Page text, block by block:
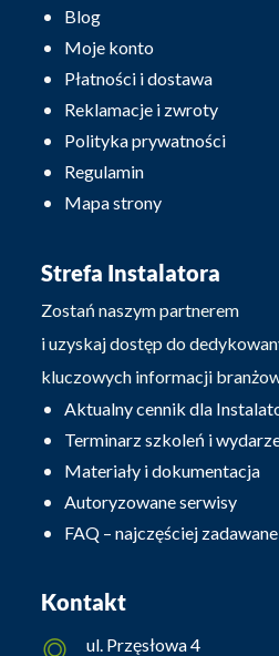
Blog
Moje konto
Płatności i dostawa
Reklamacje i zwroty
Polityka prywatności
Regulamin
Mapa strony
Strefa Instalatora
Zostań naszym partnerem
i uzyskaj dostęp do
kluczowych informacji
Aktualny cennik dla
Terminarz szkoleń i
Materiały i dokumentacja
Autoryzowane serwisy
FAQ – najczęściej
Kontakt
ul. Przęsłowa 4